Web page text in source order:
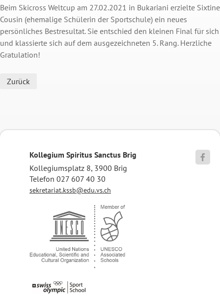
Beim Skicross Weltcup am 27.02.2021 in Bukariani erzielte Sixtine
Cousin (ehemalige Schülerin der Sportschule) ein neues
persönliches Bestresultat. Sie entschied den kleinen Final für sich
und klassierte sich auf dem ausgezeichneten 5. Rang. Herzliche
Gratulation!
Zurück
Kollegium Spiritus Sanctus Brig
Kollegiumsplatz 8, 3900 Brig
Telefon 027 607 40 30
sekretariat.kssb@edu.vs.ch
